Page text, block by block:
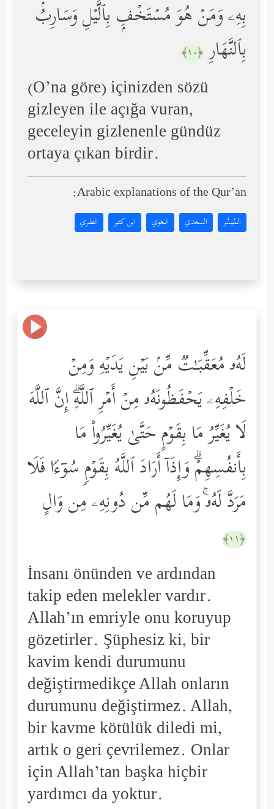
بِهِۦ وَمَنۡ هُوَ مُسۡتَخۡفِۭ بِٱلَّیۡلِ وَسَارِبُۢ
بِٱلنَّهَارِ ﴿١٠﴾
(O’na göre) içinizden sözü
gizleyen ile açığa vuran,
geceleyin gizlenenle gündüz
ortaya çıkan birdir.
Arabic explanations of the Qur’an:
المُيسَّر السعدي البغوي ابن كثير الطبري
لَهُۥ مُعَقِّبَـٰتࣱ مِّنۢ بَیۡنِ یَدَیۡهِ وَمِنۡ
خَلۡفِهِۦ یَحۡفَظُونَهُۥ مِنۡ أَمۡرِ ٱللَّهِۗ إِنَّ ٱللَّهَ
لَا یُغَیِّرُ مَا بِقَوۡمٍ حَتَّىٰ یُغَیِّرُواْ مَا
بِأَنفُسِهِمۡۗ وَإِذَاۤ أَرَادَ ٱللَّهُ بِقَوۡمࣲ سُوۤءࣰا فَلَا
مَرَدَّ لَهُۥۚ وَمَا لَهُم مِّن دُونِهِۦ مِن وَالٍ
﴿١١﴾
İnsanı önünden ve ardından
takip eden melekler vardır.
Allah’ın emriyle onu koruyup
gözetirler. Şüphesiz ki, bir
kavim kendi durumunu
değiştirmedikçe Allah onların
durumunu değiştirmez. Allah,
bir kavme kötülük diledi mi,
artık o geri çevrilemez. Onlar
için Allah’tan başka hiçbir
yardımcı da yoktur.